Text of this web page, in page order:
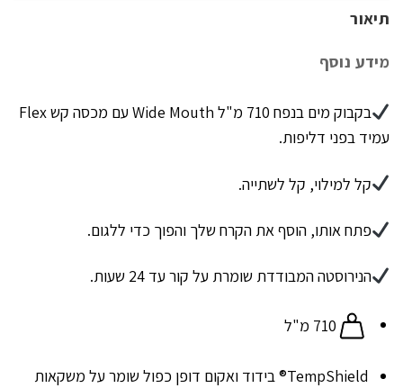
תיאור
מידע נוסף
בקבוק מים בנפח 710 מ"ל Wide Mouth עם מכסה קש Flex
עמיד בפני דליפות.
קל למילוי, קל לשתייה.
פתח אותו, הוסף את הקרח שלך והפוך כדי ללגום.
הנירוסטה המבודדת שומרת על קור עד 24 שעות.
710 מ"ל
TempShield®️ בידוד ואקום דופן כפול שומר על משקאות